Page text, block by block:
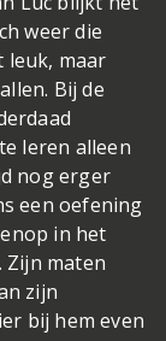
weer die
leuk, maar
Bij de
leren alleen
nog erger
een oefening
in het
maten
zijn
bij hem even